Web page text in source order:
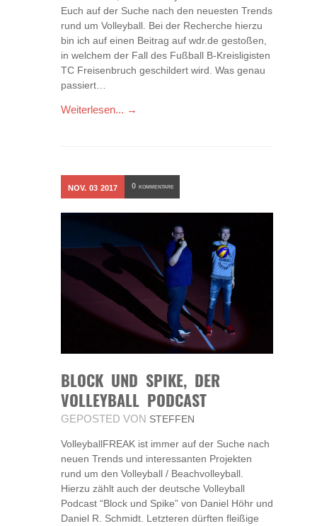
Euch auf der Suche nach den neuesten Trends
rund um Volleyball. Bei der Recherche hierzu
bin ich auf einen Beitrag auf wdr.de gestoßen,
in welchem der Fall des Fußball B-Kreisligisten
TC Freisenbruch geschildert wird. Was genau
passiert…
Weiterlesen... →
NOV. 03 2017 0 KOMMENTARE
BLOCK UND SPIKE, DER
VOLLEYBALL PODCAST
GEPOSTED VON STEFFEN
VolleyballFREAK ist immer auf der Suche nach
neuen Trends und interessanten Projekten
rund um den Volleyball / Beachvolleyball.
Hierzu zählt auch der deutsche Volleyball
Podcast “Block und Spike” von Daniel Höhr und
Daniel R. Schmidt. Letzteren dürften fleißige